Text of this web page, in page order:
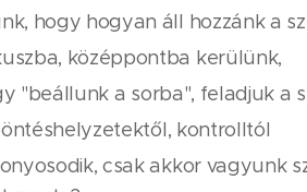
hogy hogyan áll hozzánk a
középpontba kerülünk,
"beállunk a sorba", feladjuk a
kontrolltól
csak akkor vagyunk